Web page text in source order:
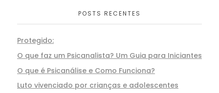
POSTS RECENTES
Protegido:
O que faz um Psicanalista? Um Guia para Iniciantes
O que é Psicanálise e Como Funciona?
Luto vivenciado por crianças e adolescentes